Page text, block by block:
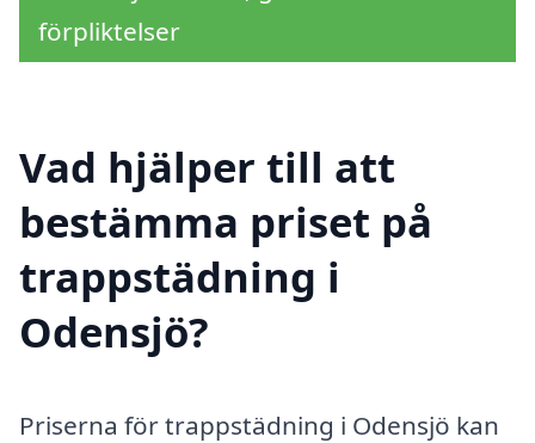
förpliktelser
Vad hjälper till att
bestämma priset på
trappstädning i
Odensjö?
Priserna för trappstädning i Odensjö kan